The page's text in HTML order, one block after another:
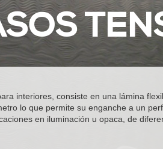
interiores, consiste en una lámina
lo que permite su enganche a un
en iluminación u opaca, de